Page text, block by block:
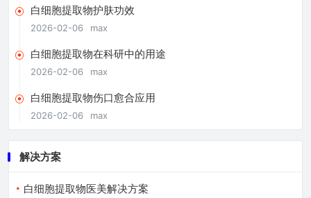
白细胞提取物护肤功效
2026-02-06 max
白细胞提取物在科研中的用途
2026-02-06 max
白细胞提取物伤口愈合应用
2026-02-06 max
解决方案
白细胞提取物医美解决方案